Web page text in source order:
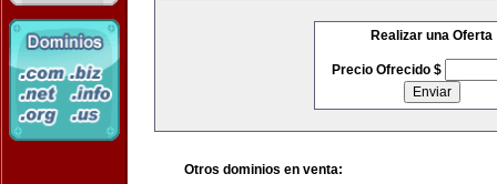
Realizar una Oferta
Precio Ofrecido $
Otros dominios en venta: